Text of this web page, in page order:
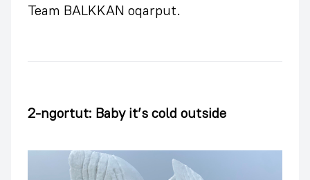
Team BALKKAN oqarput.
2-ngortut: Baby it’s cold outside